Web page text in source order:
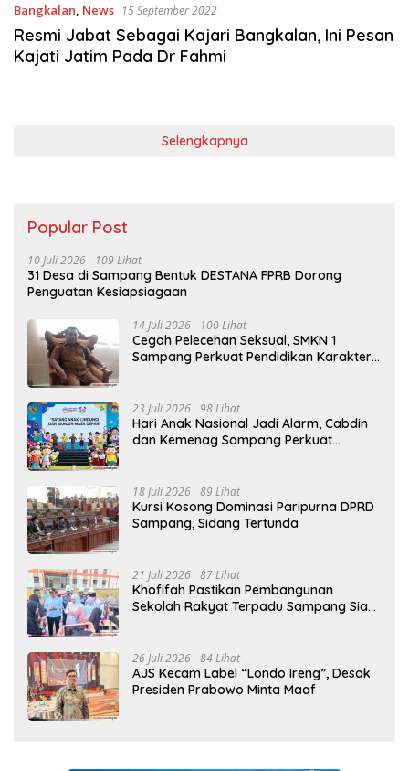
Bangkalan, News 15 September 2022
Resmi Jabat Sebagai Kajari Bangkalan, Ini Pesan
Kajati Jatim Pada Dr Fahmi
Selengkapnya
Popular Post
10 Juli 2026 109 Lihat
31 Desa di Sampang Bentuk DESTANA FPRB Dorong
Penguatan Kesiapsiagaan
14 Juli 2026 100 Lihat
Cegah Pelecehan Seksual, SMKN 1
Sampang Perkuat Pendidikan Karakter
23 Juli 2026 98 Lihat
Hari Anak Nasional Jadi Alarm, Cabdin
dan Kemenag Sampang Perkuat
18 Juli 2026 89 Lihat
Kursi Kosong Dominasi Paripurna DPRD
Sampang, Sidang Tertunda
21 Juli 2026 87 Lihat
Khofifah Pastikan Pembangunan
Sekolah Rakyat Terpadu Sampang Siap
26 Juli 2026 84 Lihat
AJS Kecam Label “Londo Ireng”, Desak
Presiden Prabowo Minta Maaf